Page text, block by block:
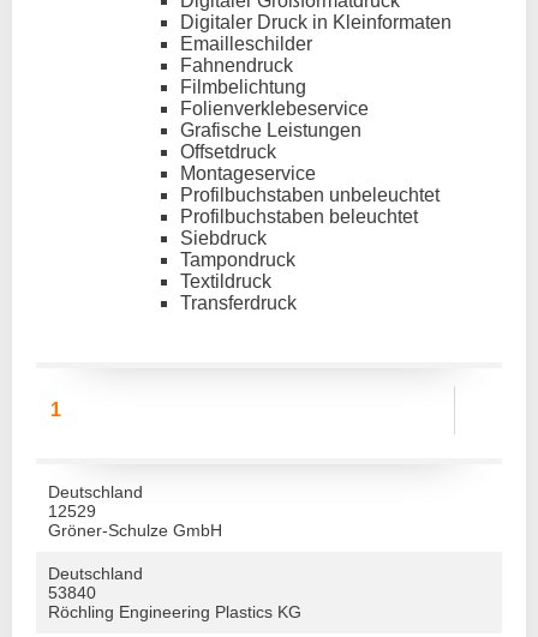
Digitaler Druck in Kleinformaten
Emailleschilder
Fahnendruck
Filmbelichtung
Folienverklebeservice
Grafische Leistungen
Offsetdruck
Montageservice
Profilbuchstaben unbeleuchtet
Profilbuchstaben beleuchtet
Siebdruck
Tampondruck
Textildruck
Transferdruck
1
Deutschland
12529
Gröner-Schulze GmbH
Deutschland
53840
Röchling Engineering Plastics KG